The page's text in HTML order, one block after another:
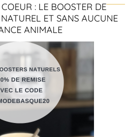
: LE BOOSTER DE
ET SANS AUCUNE
ANIMALE